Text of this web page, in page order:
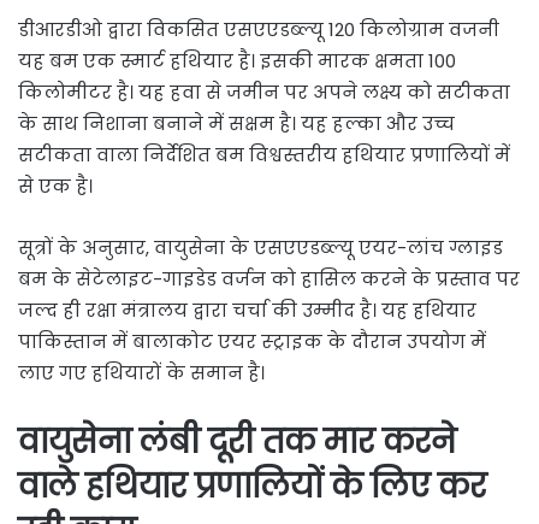
डीआरडीओ द्वारा विकसित एसएएडब्ल्यू 120 किलोग्राम वजनी
यह बम एक स्मार्ट हथियार है। इसकी मारक क्षमता 100
किलोमीटर है। यह हवा से जमीन पर अपने लक्ष्य को सटीकता
के साथ निशाना बनाने में सक्षम है। यह हल्का और उच्च
सटीकता वाला निर्देशित बम विश्वस्तरीय हथियार प्रणालियों में
से एक है।
सूत्रों के अनुसार, वायुसेना के एसएएडब्ल्यू एयर-लांच ग्लाइड
बम के सेटेलाइट-गाइडेड वर्जन को हासिल करने के प्रस्ताव पर
जल्द ही रक्षा मंत्रालय द्वारा चर्चा की उम्मीद है। यह हथियार
पाकिस्तान में बालाकोट एयर स्ट्राइक के दौरान उपयोग में
लाए गए हथियारों के समान है।
वायुसेना लंबी दूरी तक मार करने
वाले हथियार प्रणालियों के लिए कर